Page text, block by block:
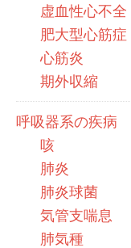
虚血性心不全
肥大型心筋症
心筋炎
期外収縮
呼吸器系の疾病
咳
肺炎
肺炎球菌
気管支喘息
肺気種